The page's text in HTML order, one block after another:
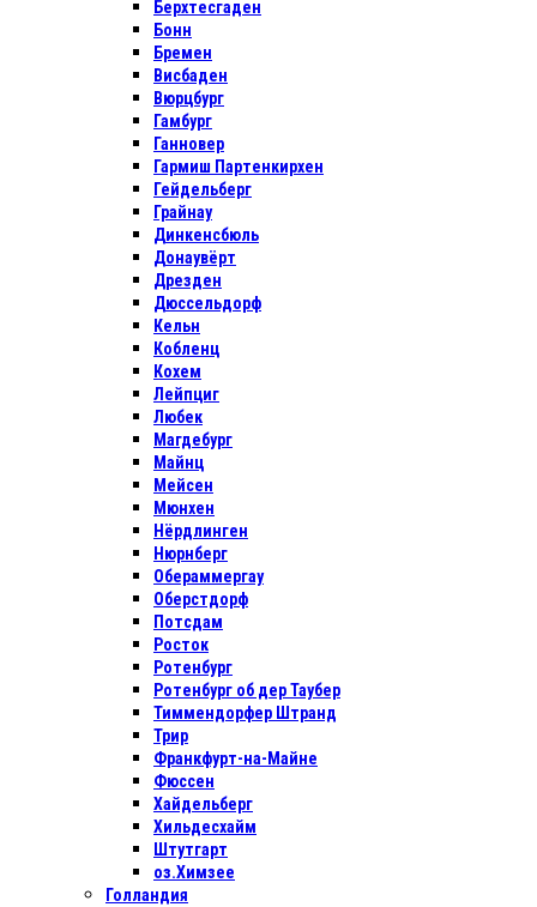
Берхтесгаден
Бонн
Бремен
Висбаден
Вюрцбург
Гамбург
Ганновер
Гармиш Партенкирхен
Гейдельберг
Грайнау
Динкенсбюль
Донаувёрт
Дрезден
Дюссельдорф
Кельн
Кобленц
Кохем
Лейпциг
Любек
Магдебург
Майнц
Мейсен
Мюнхен
Нёрдлинген
Нюрнберг
Обераммергау
Оберстдорф
Потсдам
Росток
Ротенбург
Ротенбург об дер Таубер
Тиммендорфер Штранд
Трир
Франкфурт-на-Майне
Фюссен
Хайдельберг
Хильдесхайм
Штутгарт
оз.Химзее
Голландия